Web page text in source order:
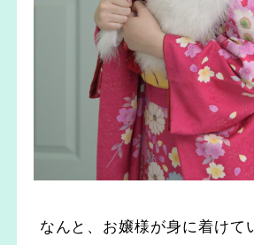
なんと、お嬢様が身に着けて